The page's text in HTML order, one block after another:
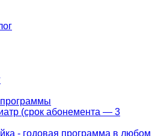
(срок абонемента — 3
- годовая программа в любом